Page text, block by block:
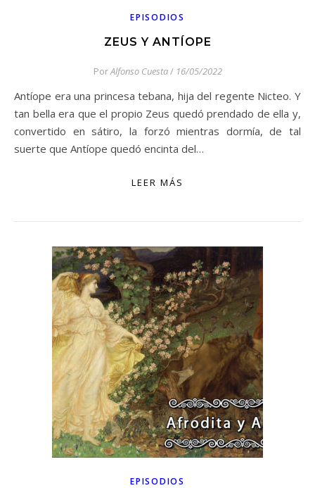
EPISODIOS
ZEUS Y ANTÍOPE
PorAlfonso Cuesta/ 16/05/2022
Antíope era una princesa tebana, hija del regente Nicteo. Y
tan bella era que el propio Zeus quedó prendado de ella y,
convertido en sátiro, la forzó mientras dormía, de tal
suerte que Antíope quedó encinta del…
LEER MÁS
EPISODIOS